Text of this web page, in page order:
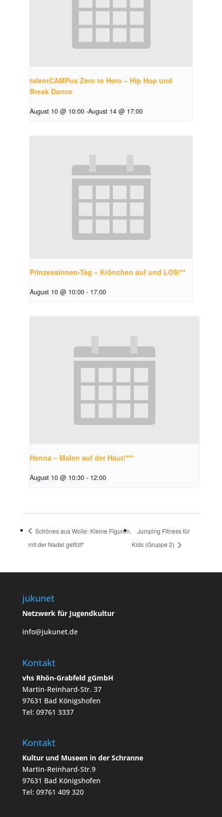
talentCAMPus Zero to Hero – Hip Hop und
Break Dance
August 10 @ 10:00 -August 14 @ 17:00
Prinzessinnen-Tag – Krönchen auf und LOS!**
August 10 @ 10:00 - 17:00
Henna – Malen auf der Haut!***
August 10 @ 10:30 - 12:00
Schönes aus Wolle: Kleine Figuren,
mit der Nadel gefilzt*
Jumping Fitness für
Kids (Gruppe 2)
jukunet
Netzwerk für Jugendkultur
info@jukunet.de
Kontakt
vhs Rhön-Grabfeld gGmbH
Martin-Reinhard-Str. 37
97631 Bad Königshofen
Tel: 09761 3337
Kontakt
Kultur und Museen in der Schranne
Martin-Reinhard-Str.9
97631 Bad Königshofen
Tel: 09761 409 320